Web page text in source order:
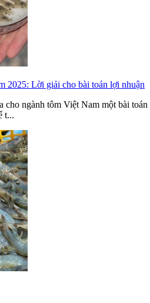
2025: Lời giải cho bài toán lợi nhuận
cho ngành tôm Việt Nam một bài toán
t...